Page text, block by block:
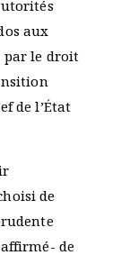
aux
par le droit
de l’État
de
de